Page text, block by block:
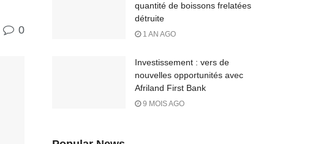
0
quantité de boissons frelatées
détruite
1 AN AGO
Investissement : vers de
nouvelles opportunités avec
Afriland First Bank
9 MOIS AGO